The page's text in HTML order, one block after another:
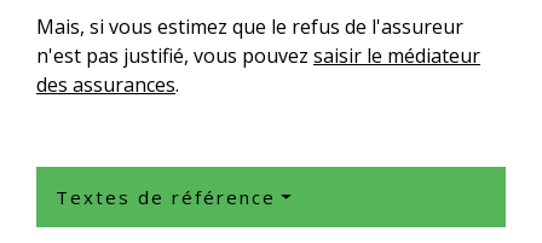
Mais, si vous estimez que le refus de l'assureur
n'est pas justifié, vous pouvez saisir le médiateur
des assurances.
Textes de référence